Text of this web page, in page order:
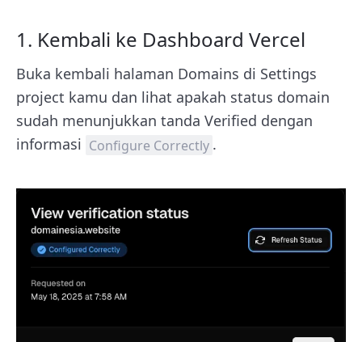
1. Kembali ke Dashboard Vercel
Buka kembali halaman Domains di Settings
project kamu dan lihat apakah status domain
sudah menunjukkan tanda Verified dengan
informasi Configure Correctly .